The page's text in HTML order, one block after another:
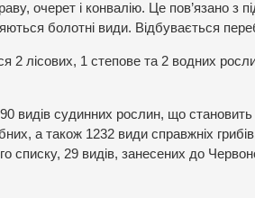
очерет і конвалію. Це пов’язано
болотні види. Відбувається
2 лісових, 1 степове та 2 водних
видів судинних рослин, що
а також 1232 види справжніх
списку, 29 видів, занесених до